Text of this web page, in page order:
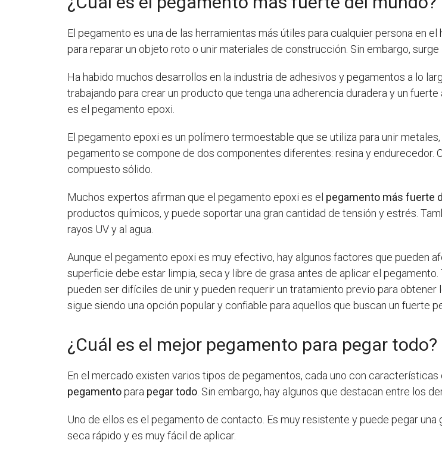
El pegamento es una de las herramientas más útiles para cualquier persona en
para reparar un objeto roto o unir materiales de construcción. Sin embargo, surge
Ha habido muchos desarrollos en la industria de adhesivos y pegamentos a lo
trabajando para crear un producto que tenga una adherencia duradera y un
es el pegamento epoxi.
El pegamento epoxi es un polímero termoestable que se utiliza para unir
pegamento se compone de dos componentes diferentes: resina y endurecedor.
compuesto sólido.
Muchos expertos afirman que el pegamento epoxi es el pegamento más fuerte
productos químicos, y puede soportar una gran cantidad de tensión y estrés.
rayos UV y al agua.
Aunque el pegamento epoxi es muy efectivo, hay algunos factores que pueden
superficie debe estar limpia, seca y libre de grasa antes de aplicar el
pueden ser difíciles de unir y pueden requerir un tratamiento previo para
sigue siendo una opción popular y confiable para aquellos que buscan un fuerte
¿Cuál es el mejor pegamento para pegar todo?
En el mercado existen varios tipos de pegamentos, cada uno con
pegamentopara pegar todo . Sin embargo, hay algunos que destacan entre los
Uno de ellos es el pegamento de contacto. Es muy resistente y puede pegar una
seca rápido y es muy fácil de aplicar.